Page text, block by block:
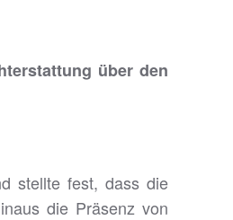
über den
stellte fest, dass die
die Präsenz von